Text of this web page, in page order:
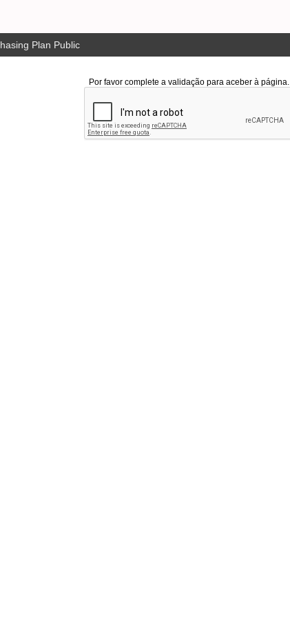
Plan Public
Por favor complete a validação para aceber à página.